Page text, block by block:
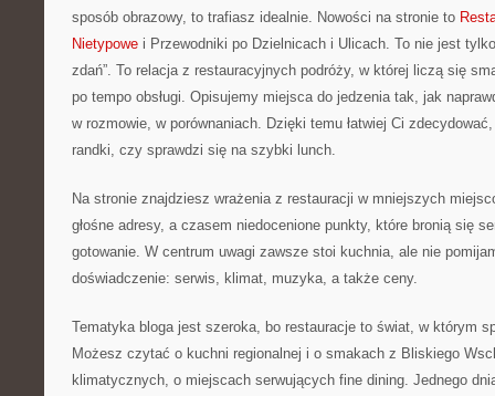
sposób obrazowy, to trafiasz idealnie. Nowości na stronie to
Nietypowe i Przewodniki po Dzielnicach i Ulicach. To nie jest
zdań”. To relacja z restauracyjnych podróży, w której liczą się
po tempo obsługi. Opisujemy miejsca do jedzenia tak, jak
w rozmowie, w porównaniach. Dzięki temu łatwiej Ci
randki, czy sprawdzi się na szybki lunch.
Na stronie znajdziesz wrażenia z restauracji w mniejszych
głośne adresy, a czasem niedocenione punkty, które bronią się
gotowanie. W centrum uwagi zawsze stoi kuchnia, ale nie
doświadczenie: serwis, klimat, muzyka, a także ceny.
Tematyka bloga jest szeroka, bo restauracje to świat, w którym
Możesz czytać o kuchni regionalnej i o smakach z Bliskiego
klimatycznych, o miejscach serwujących fine dining. Jednego